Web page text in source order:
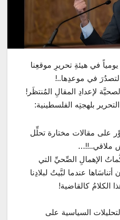
في هيئةِ تحريرِ موقعِنا
لتصدُرَ في موعدِها..!
لإعدادِ المقالِ المُنتظَر!
بلهجتِه الفلسطينية:
على مقالات مختارة تحلِّل
ملاقي..!!…
الإهمالِ الصِّحيِّ التي
عندما لبَّيتُ لبلادِنا
الكلامُ كالقاضية!
السياسية على